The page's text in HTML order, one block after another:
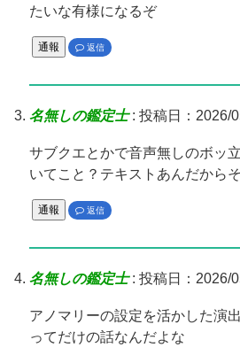
たいな有様になるぞ
通報 返信
名無しの鑑定士: 投稿日：2026/
サブクエとかで音声無しのボッ
いてこと？テキストあんだから
通報 返信
名無しの鑑定士: 投稿日：2026/
アノマリーの設定を活かした演
ってだけの話なんだよな